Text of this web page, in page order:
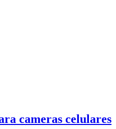
cameras celulares